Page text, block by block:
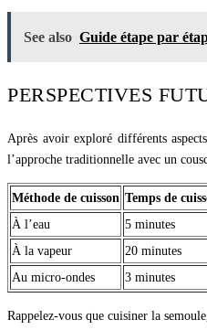
See also Guide étape par
PERSPECTIVES
Après avoir exploré différents
l’approche traditionnelle avec un
Méthode de cuisson Temps de
À l’eau
5 minutes
À la vapeur
20 minutes
Au micro-ondes
3 minutes
Rappelez-vous que cuisiner la